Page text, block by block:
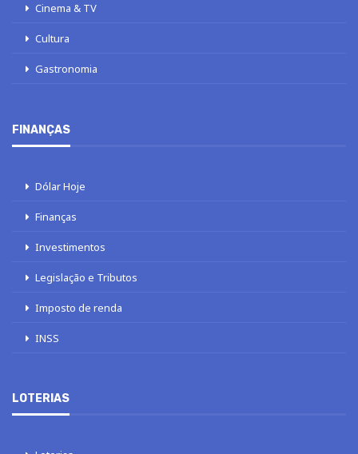
Cinema & TV
Cultura
Gastronomia
FINANÇAS
Dólar Hoje
Finanças
Investimentos
Legislação e Tributos
Imposto de renda
INSS
LOTERIAS